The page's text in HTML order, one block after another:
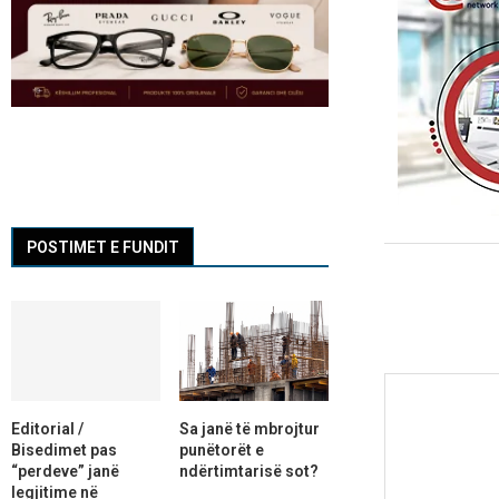
POSTIMET E FUNDIT
Editorial /
Bisedimet pas
“perdeve” janë
legjitime në
Sa janë të mbrojtur
punëtorët e
ndërtimtarisë sot?